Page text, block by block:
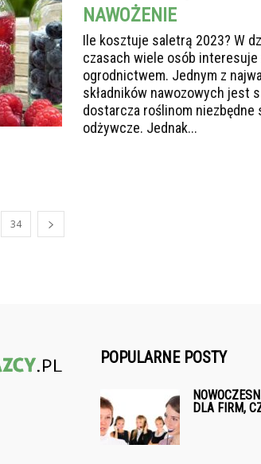
NAWOŻENIE
Ile kosztuje saletrą 2023? W
czasach wiele osób
ogrodnictwem. Jednym z
składników nawozowych jest
dostarcza roślinom niezbędne
odżywcze. Jednak...
34
POPULARNE POSTY
DLA FIRM,